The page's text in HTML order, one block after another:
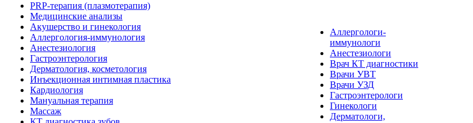
PRP-терапия (плазмотерапия)
Медицинские анализы
Акушерство и гинекология
Аллергология-иммунология
Анестезиология
Гастроэнтерология
Дерматология, косметология
Инъекционная интимная пластика
Кардиология
Мануальная терапия
Массаж
Аллергологи-
иммунологи
Анестезиологи
Врач КТ диагностики
Врачи УВТ
Врачи УЗД
Гастроэнтерологи
Гинекологи
Дерматологи,